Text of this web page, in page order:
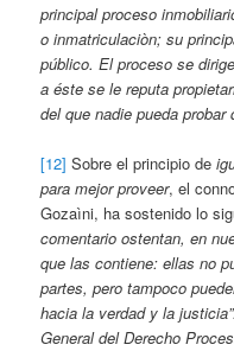
principal proceso
o inmatriculaciòn; su
público. El proceso se
a éste se le reputa
del que nadie pueda
[12] Sobre el principio de
para mejor proveer, el
Gozaìni, ha sostenido lo
comentario ostentan, en
que las contiene: ellas no
partes, pero tampoco
hacia la verdad y la justicia”.
General del Derecho